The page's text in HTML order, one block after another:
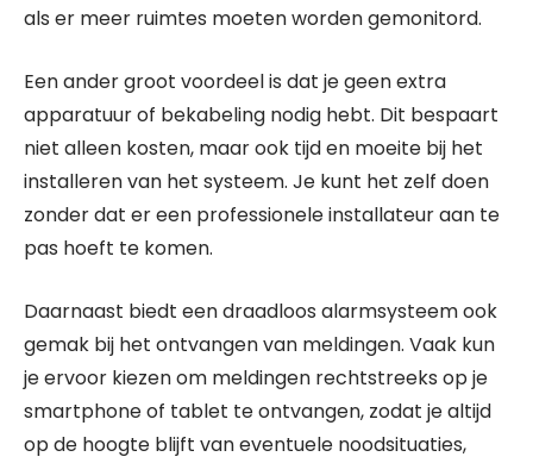
als er meer ruimtes moeten worden gemonitord.
Een ander groot voordeel is dat je geen extra
apparatuur of bekabeling nodig hebt. Dit bespaart
niet alleen kosten, maar ook tijd en moeite bij het
installeren van het systeem. Je kunt het zelf doen
zonder dat er een professionele installateur aan te
pas hoeft te komen.
Daarnaast biedt een draadloos alarmsysteem ook
gemak bij het ontvangen van meldingen. Vaak kun
je ervoor kiezen om meldingen rechtstreeks op je
smartphone of tablet te ontvangen, zodat je altijd
op de hoogte blijft van eventuele noodsituaties,